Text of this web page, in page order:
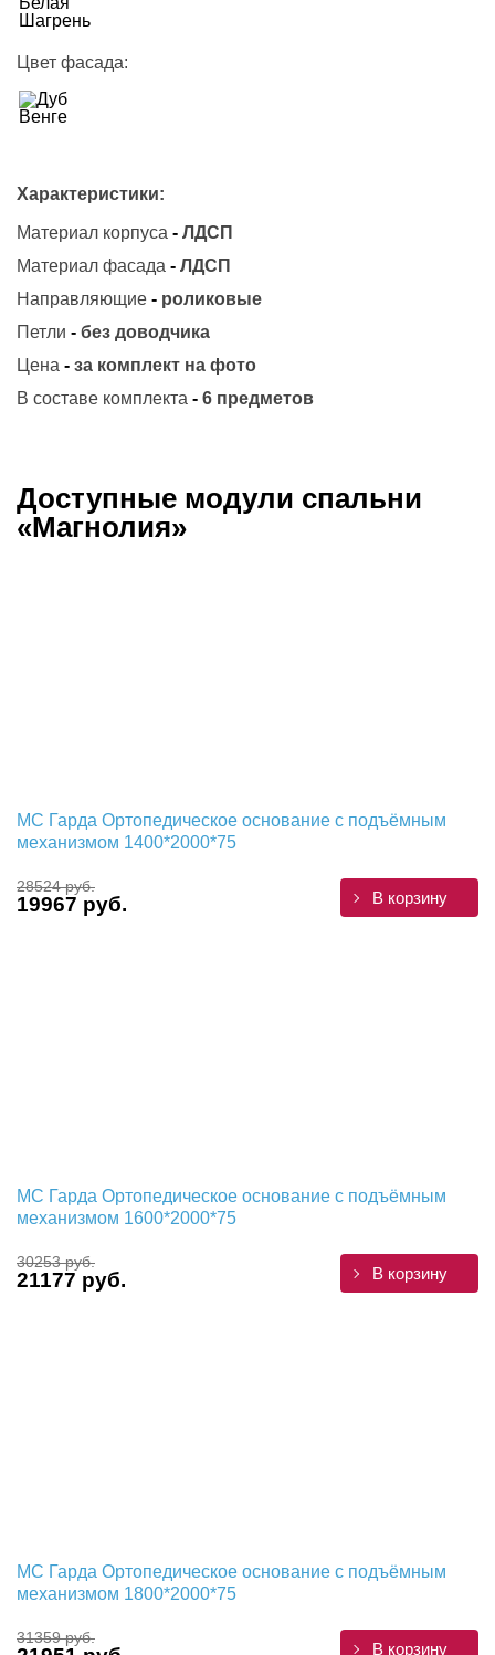
Цвет фасада:
Характеристики:
Материал корпуса - ЛДСП
Материал фасада - ЛДСП
Направляющие - роликовые
Петли - без доводчика
Цена - за комплект на фото
В составе комплекта - 6 предметов
Доступные модули спальни
«Магнолия»
МС Гарда Ортопедическое основание с подъёмным
механизмом 1400*2000*75
28524 руб.
19967 руб. В корзину
МС Гарда Ортопедическое основание с подъёмным
механизмом 1600*2000*75
30253 руб.
21177 руб. В корзину
МС Гарда Ортопедическое основание с подъёмным
механизмом 1800*2000*75
31359 руб.
В корзину